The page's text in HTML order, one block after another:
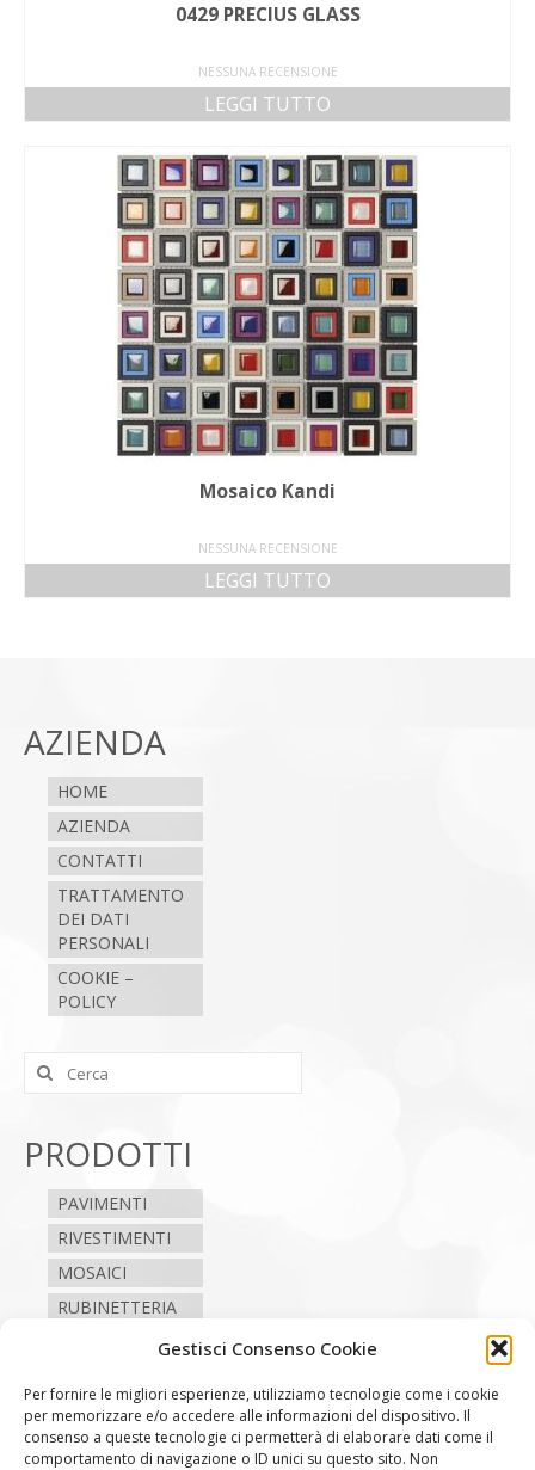
Gestisci Consenso Cookie
Per fornire le migliori esperienze, utilizziamo tecnologie come i cookie
per memorizzare e/o accedere alle informazioni del dispositivo. Il
consenso a queste tecnologie ci permetterà di elaborare dati come il
comportamento di navigazione o ID unici su questo sito. Non
0429 PRECIUS GLASS
NESSUNA RECENSIONE
LEGGI TUTTO
Mosaico Kandi
NESSUNA RECENSIONE
LEGGI TUTTO
AZIENDA
HOME
AZIENDA
CONTATTI
TRATTAMENTO
DEI DATI
PERSONALI
COOKIE –
POLICY
Cerca:
PRODOTTI
PAVIMENTI
RIVESTIMENTI
MOSAICI
RUBINETTERIA
SEGUICI